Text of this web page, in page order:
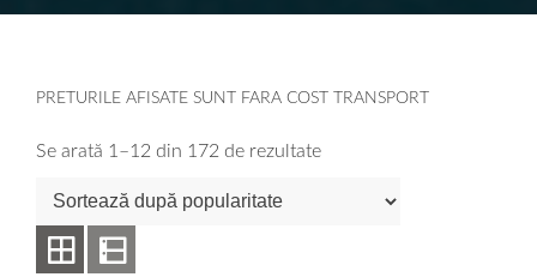
PRETURILE AFISATE SUNT FARA COST TRANSPORT
Se arată 1–12 din 172 de rezultate